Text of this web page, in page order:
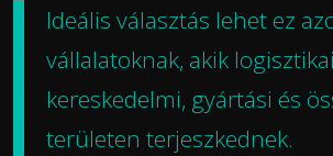
Ideális választás lehet ez
vállalatoknak, akik
kereskedelmi, gyártási és
területen terjeszkednek.